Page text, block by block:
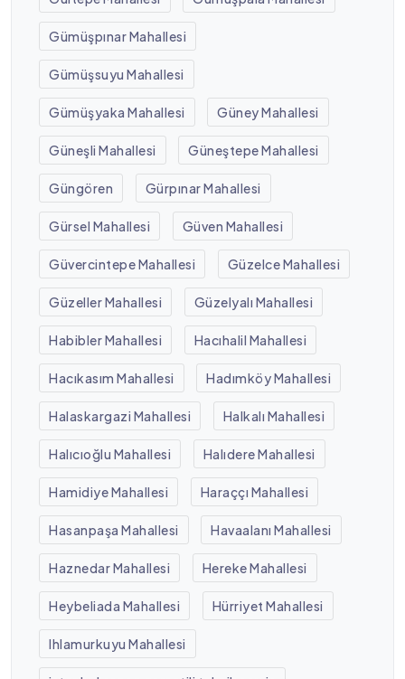
Gümüşpınar Mahallesi
Gümüşsuyu Mahallesi
Gümüşyaka Mahallesi Güney Mahallesi
Güneşli Mahallesi Güneştepe Mahallesi
Güngören Gürpınar Mahallesi
Gürsel Mahallesi Güven Mahallesi
Güvercintepe Mahallesi Güzelce Mahallesi
Güzeller Mahallesi Güzelyalı Mahallesi
Habibler Mahallesi Hacıhalil Mahallesi
Hacıkasım Mahallesi Hadımköy Mahallesi
Halaskargazi Mahallesi Halkalı Mahallesi
Halıcıoğlu Mahallesi Halıdere Mahallesi
Hamidiye Mahallesi Haraççı Mahallesi
Hasanpaşa Mahallesi Havaalanı Mahallesi
Haznedar Mahallesi Hereke Mahallesi
Heybeliada Mahallesi Hürriyet Mahallesi
Ihlamurkuyu Mahallesi